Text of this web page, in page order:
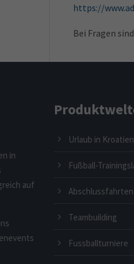
https://
Bei Fragen
in
auf
Urlaub in Kroatien
Fußball-
Abschlussfahrten
Teambuilding
Fussballturniere